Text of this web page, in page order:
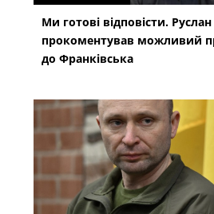
Ми готові відповісти.
прокоментував можливий
до Франківська